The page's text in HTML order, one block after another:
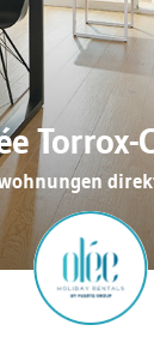
Torrox-